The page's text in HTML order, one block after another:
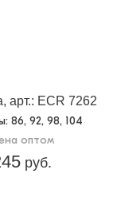
арт.: ECR 7262
: 86, 92, 98, 104
оптом
руб.